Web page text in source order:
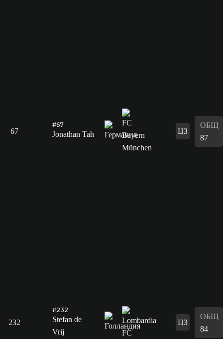
67
#67
Jonathan Tah ЦЗ
ОБЩ
87
232
#232
Stefan de
Vrij
ЦЗ
ОБЩ
84